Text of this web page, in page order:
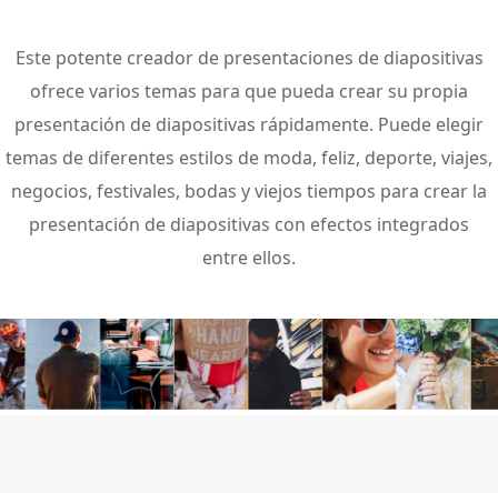
Este potente creador de presentaciones de diapositivas
ofrece varios temas para que pueda crear su propia
presentación de diapositivas rápidamente. Puede elegir
temas de diferentes estilos de moda, feliz, deporte, viajes,
negocios, festivales, bodas y viejos tiempos para crear la
presentación de diapositivas con efectos integrados
entre ellos.